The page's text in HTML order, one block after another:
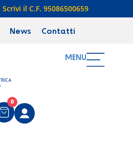
il C.F. 95086500659
News Contatti
MENU
0